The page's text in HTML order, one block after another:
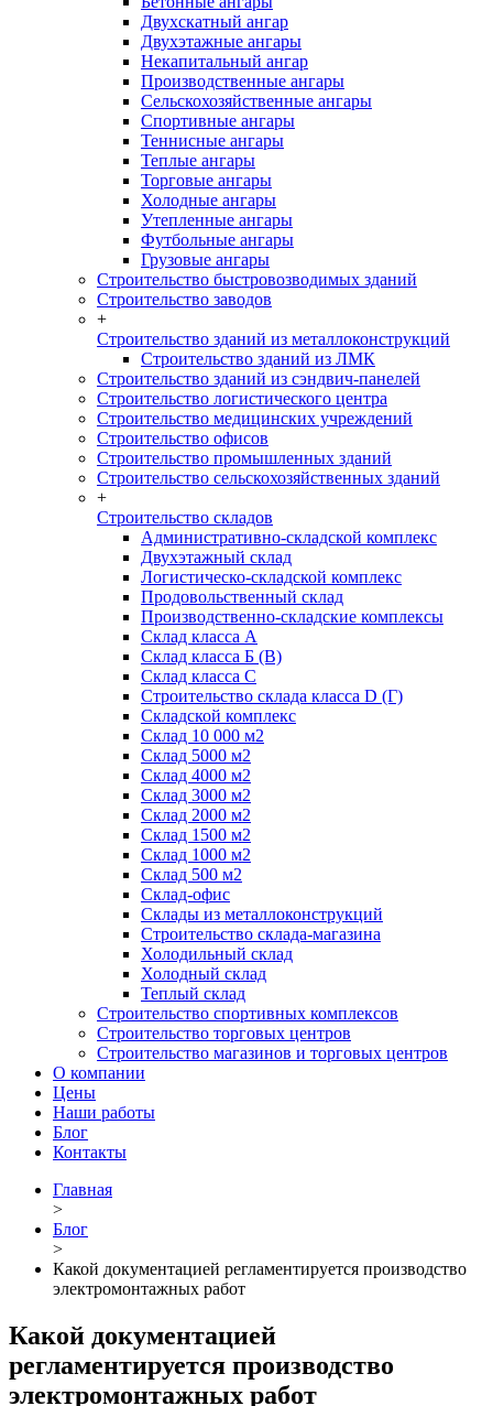
Двухскатный ангар
Двухэтажные ангары
Некапитальный ангар
Производственные ангары
Сельскохозяйственные ангары
Спортивные ангары
Теннисные ангары
Теплые ангары
Торговые ангары
Холодные ангары
Утепленные ангары
Футбольные ангары
Грузовые ангары
Строительство быстровозводимых зданий
Строительство заводов
+
Строительство зданий из металлоконструкций
Строительство зданий из ЛМК
Строительство зданий из сэндвич-панелей
Строительство логистического центра
Строительство медицинских учреждений
Строительство офисов
Строительство промышленных зданий
Строительство сельскохозяйственных зданий
+
Строительство складов
Административно-складской комплекс
Двухэтажный склад
Логистическо-складской комплекс
Продовольственный склад
Производственно-складские комплексы
Склад класса А
Склад класса Б (B)
Склад класса С
Строительство склада класса D (Г)
Складской комплекс
Склад 10 000 м2
Склад 5000 м2
Склад 4000 м2
Склад 3000 м2
Склад 2000 м2
Склад 1500 м2
Склад 1000 м2
Склад 500 м2
Склад-офис
Склады из металлоконструкций
Строительство склада-магазина
Холодильный склад
Холодный склад
Теплый склад
Строительство спортивных комплексов
Строительство торговых центров
Строительство магазинов и торговых центров
О компании
Цены
Наши работы
Блог
Контакты
Главная
>
Блог
>
Какой документацией регламентируется производство
электромонтажных работ
Какой документацией
регламентируется производство
электромонтажных работ